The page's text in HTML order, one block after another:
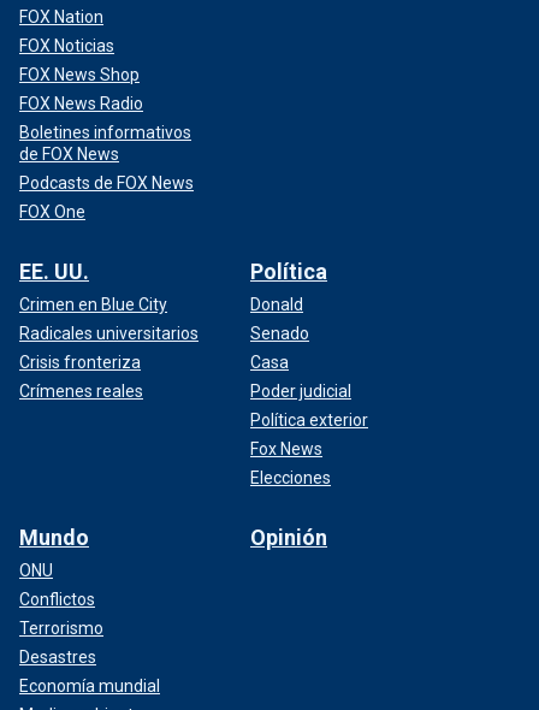
FOX Nation
FOX Noticias
FOX News Shop
FOX News Radio
Boletines informativos
de FOX News
Podcasts de FOX News
FOX One
EE. UU.
Crimen en Blue City
Radicales universitarios
Crisis fronteriza
Crímenes reales
Política
Donald
Senado
Casa
Poder judicial
Política exterior
Fox News
Elecciones
Mundo
ONU
Conflictos
Terrorismo
Desastres
Economía mundial
Opinión